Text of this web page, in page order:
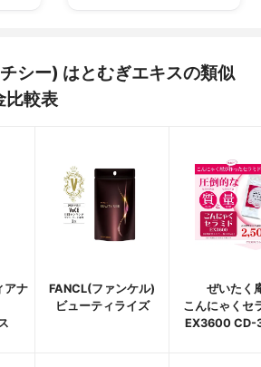
シー) はとむぎエキスの類似
比較表
アナ
FANCL(ファンケル)
ビューティライズ
ぜいたく
こんにゃくセ
EX3600 CD-